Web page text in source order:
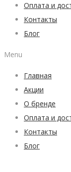
Оплата и
Контакты
Блог
Menu
Главная
Акции
О бренде
Оплата и
Контакты
Блог